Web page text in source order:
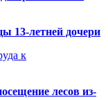
13-летней дочери
к
лесов из-